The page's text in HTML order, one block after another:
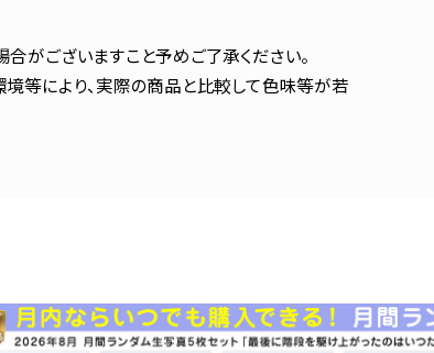
がございますこと予めご了承ください。
等により、実際の商品と比較して色味等が若